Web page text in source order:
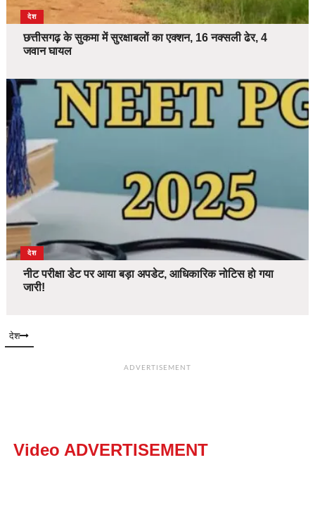
देश
छत्तीसगढ़ के सुकमा में सुरक्षाबलों का एक्शन, 16 नक्सली ढेर, 4
जवान घायल
देश
नीट परीक्षा डेट पर आया बड़ा अपडेट, आधिकारिक नोटिस हो गया
जारी!
देश
ADVERTISEMENT
Video ADVERTISEMENT